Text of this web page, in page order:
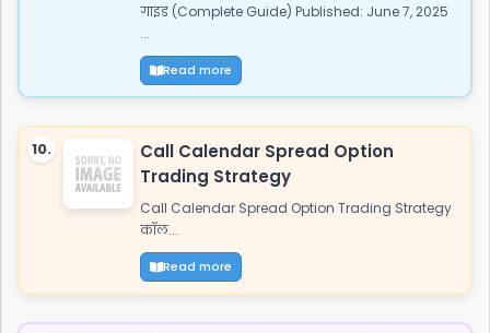
गाइड (Complete Guide) Published: June 7, 2025
...
Read more
10.
Call Calendar Spread Option
Trading Strategy
Call Calendar Spread Option Trading Strategy
कॉल...
Read more